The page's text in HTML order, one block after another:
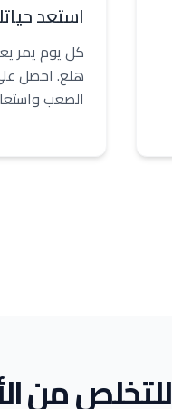
استعد
كل يوم يمر
هلع. احصل
الصعب
من